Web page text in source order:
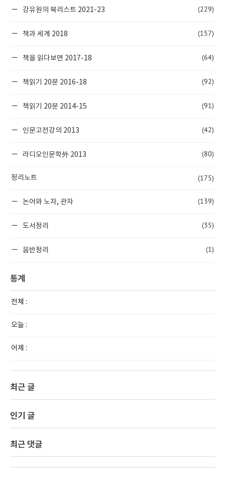
강유원의 북리스트 2021-23 (229)
책과 세계 2018 (157)
책을 읽다보면 2017-18 (64)
책읽기 20분 2016-18 (92)
책읽기 20분 2014-15 (91)
인문고전강의 2013 (42)
라디오인문학外 2013 (80)
정리노트 (175)
논어와 노자, 관자 (139)
도서정리 (35)
음반정리 (1)
통계
전체 :
오늘 :
어제 :
최근 글
인기 글
최근 댓글